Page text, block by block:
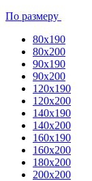
По размеру
80x190
80х200
90х190
90х200
120х190
120х200
140х190
140х200
160х190
160х200
180х200
200х200